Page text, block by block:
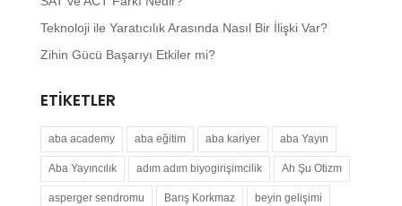
Teknoloji ile Yaratıcılık Arasında Nasıl Bir İlişki Var?
Zihin Gücü Başarıyı Etkiler mi?
ETIKETLER
aba academy aba eğitim aba kariyer aba Yayın
Aba Yayıncılık adım adım biyogirişimcilik Ah Şu Otizm
asperger sendromu Barış Korkmaz beyin gelişimi